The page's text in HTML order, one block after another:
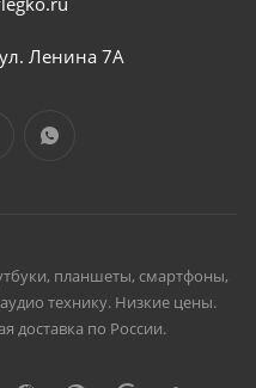
Ленина 7А
планшеты, смартфоны,
технику. Низкие цены.
доставка по России.